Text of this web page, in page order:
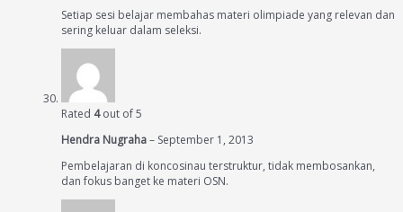
Setiap sesi belajar membahas materi olimpiade yang relevan dan
sering keluar dalam seleksi.
Rated 4out of 5
Hendra Nugraha– September 1, 2013
Pembelajaran di koncosinau terstruktur, tidak membosankan,
dan fokus banget ke materi OSN.